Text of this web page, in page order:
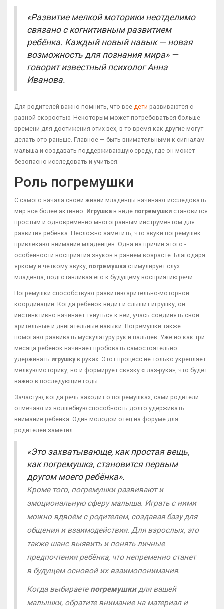
«Развитие мелкой моторики неотделимо
связано с когнитивным развитием
ребёнка. Каждый новый навык — новая
возможность для познания мира» —
говорит известный психолог Анна
Иванова.
Для родителей важно помнить, что все дети развиваются с
разной скоростью. Некоторым может потребоваться больше
времени для достижения этих вех, в то время как другие могут
делать это раньше. Главное — быть внимательными к сигналам
малыша и создавать поддерживающую среду, где он может
безопасно исследовать и учиться.
Роль погремушки
С самого начала своей жизни младенцы начинают исследовать
мир всё более активно. Игрушка в виде погремушки становится
простым и одновременно многогранным инструментом для
развития ребёнка. Несложно заметить, что звуки погремушек
привлекают внимание младенцев. Одна из причин этого -
особенности восприятия звуков в раннем возрасте. Благодаря
яркому и чёткому звуку, погремушка стимулирует слух
младенца, подготавливая его к будущему восприятию речи.
Погремушки способствуют развитию зрительно-моторной
координации. Когда ребёнок видит и слышит игрушку, он
инстинктивно начинает тянуться к ней, учась соединять свои
зрительные и двигательные навыки. Погремушки также
помогают развивать мускулатуру рук и пальцев. Уже но как три
месяца ребёнок начинает пробовать самостоятельно
удерживать игрушкув руках. Этот процесс не только укрепляет
мелкую моторику, но и формирует связку «глаз-рука», что будет
важно в последующие годы.
Зачастую, когда речь заходит о погремушках, сами родители
отмечают их волшебную способность долго удерживать
внимание ребёнка. Один молодой отец на форуме для
родителей заметил:
«Это захватывающе, как простая вещь,
как погремушка, становится первым
другом моего ребёнка».
Кроме того, погремушки развивают и
эмоциональную сферу малыша. Играть с ними
можно вдвоём с родителем, создавая базу для
общения и взаимодействия. Для взрослых, это
также шанс выявить и понять личные
предпочтения ребёнка, что непременно станет
в будущем основой их взаимопонимания.
Когда выбираете погремушкидля вашей
малышки, обратите внимание на материал и